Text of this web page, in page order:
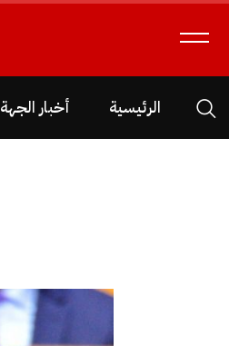
الرئيسية أخبار الجهة